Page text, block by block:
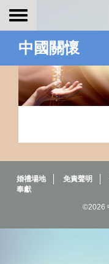
Toggle
中國關懷
婚禮場地 免責聲明
奉獻
©2026